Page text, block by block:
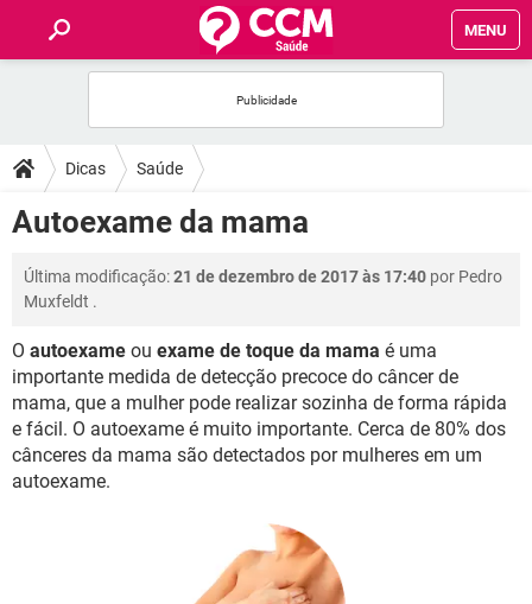
MENU
FÓRUM
SAÚDE
FAMÍLIA
BEM-ESTAR
SEXUALIDADE
Dicas Saúde
Autoexame da mama
Última modificação:21 de dezembro de 2017 às 17:40 por Pedro
Muxfeldt .
O autoexame ou exame de toque da mama é uma
importante medida de detecção precoce do câncer de
mama, que a mulher pode realizar sozinha de forma rápida
e fácil. O autoexame é muito importante. Cerca de 80% dos
cânceres da mama são detectados por mulheres em um
autoexame.